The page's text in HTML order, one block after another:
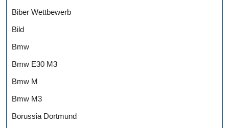
Biber Wettbewerb
Bild
Bmw
Bmw E30 M3
Bmw M
Bmw M3
Borussia Dortmund